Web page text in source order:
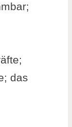
das